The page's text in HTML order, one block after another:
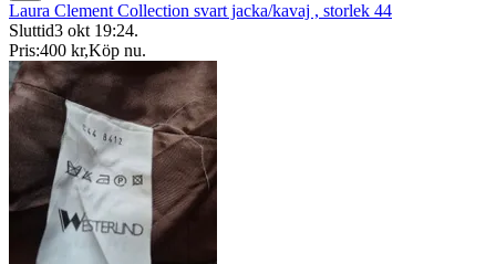
Laura Clement Collection svart jacka/kavaj , storlek 44
Sluttid3 okt 19:24.
Pris:400 kr,Köp nu.